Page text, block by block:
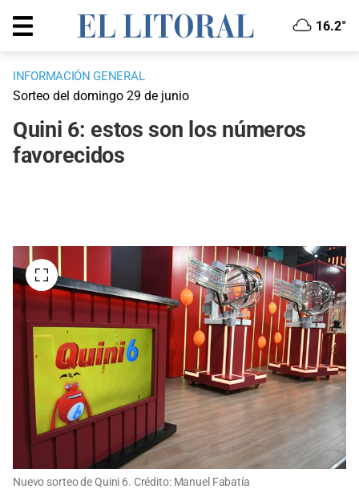
16.2°
INFORMACIÓN GENERAL
Sorteo del domingo 29 de junio
Quini 6: estos son los números
favorecidos
Nuevo sorteo de Quini 6. Crédito: Manuel Fabatía